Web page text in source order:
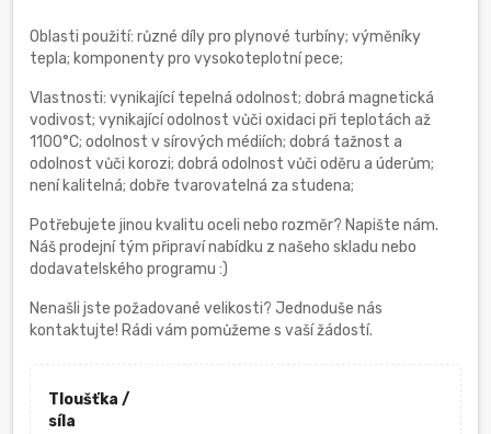
Oblasti použití: různé díly pro plynové turbíny; výměníky
tepla; komponenty pro vysokoteplotní pece;
Vlastnosti: vynikající tepelná odolnost; dobrá magnetická
vodivost; vynikající odolnost vůči oxidaci při teplotách až
1100°C; odolnost v sírových médiích; dobrá tažnost a
odolnost vůči korozi; dobrá odolnost vůči oděru a úderům;
není kalitelná; dobře tvarovatelná za studena;
Potřebujete jinou kvalitu oceli nebo rozměr? Napište nám.
Náš prodejní tým připraví nabídku z našeho skladu nebo
dodavatelského programu :)
Nenašli jste požadované velikosti? Jednoduše nás
kontaktujte! Rádi vám pomůžeme s vaší žádostí.
Tloušťka /
síla